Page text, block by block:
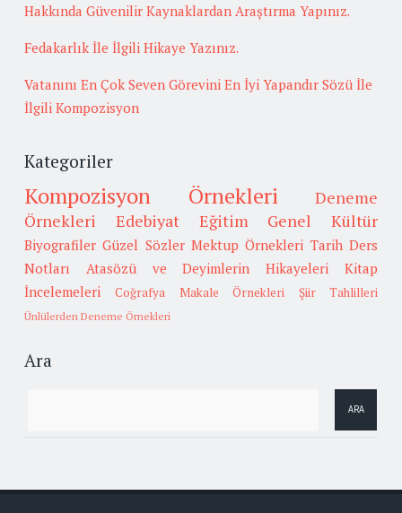
Hakkında Güvenilir Kaynaklardan Araştırma Yapınız.
Fedakarlık İle İlgili Hikaye Yazınız.
Vatanını En Çok Seven Görevini En İyi Yapandır Sözü İle
İlgili Kompozisyon
Kategoriler
Kompozisyon Örnekleri
Deneme
Örnekleri
Edebiyat Eğitim Genel Kültür
Biyografiler Güzel Sözler Mektup Örnekleri Tarih Ders
Notları
Atasözü ve Deyimlerin Hikayeleri
Kitap
İncelemeleri
Coğrafya Makale Örnekleri Şiir Tahlilleri
Ünlülerden Deneme Örnekleri
Ara